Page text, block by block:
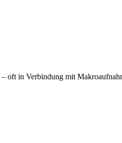
– oft in Verbindung mit